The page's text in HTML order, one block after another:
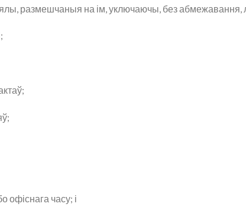
размешчаныя на ім, уключаючы, без абмежавання,
офіснага часу; і